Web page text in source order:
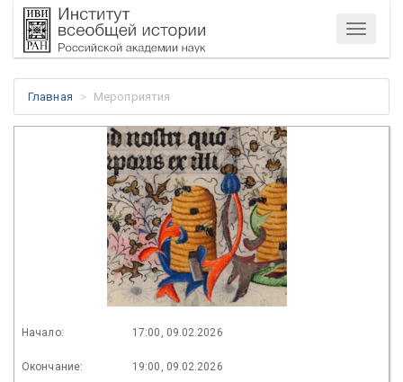
Меню
Главная Мероприятия
Начало: 17:00, 09.02.2026
Окончание: 19:00, 09.02.2026